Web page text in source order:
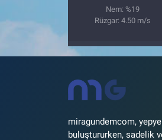
Nem: %19
Rüzgar: 4.50 m/s
miragundemcom,
buluştururken, sadelik